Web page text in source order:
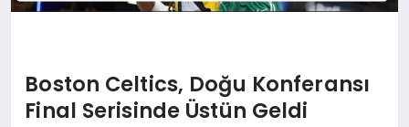
Boston Celtics, Doğu Konferansı
Final Serisinde Üstün Geldi